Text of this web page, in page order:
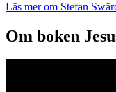
Läs mer om Stefan
Om boken